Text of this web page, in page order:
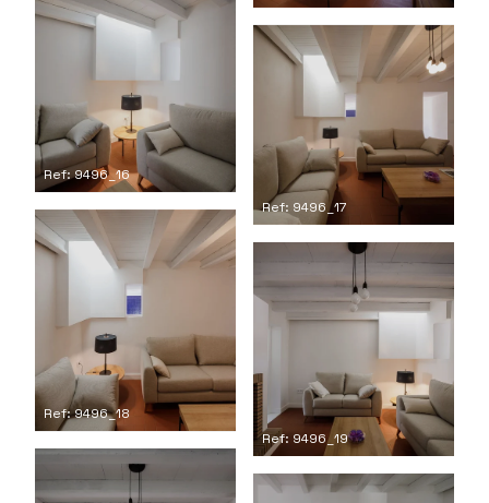
Ref: 9496_16
Ref: 9496_17
Ref: 9496_18
Ref: 9496_19